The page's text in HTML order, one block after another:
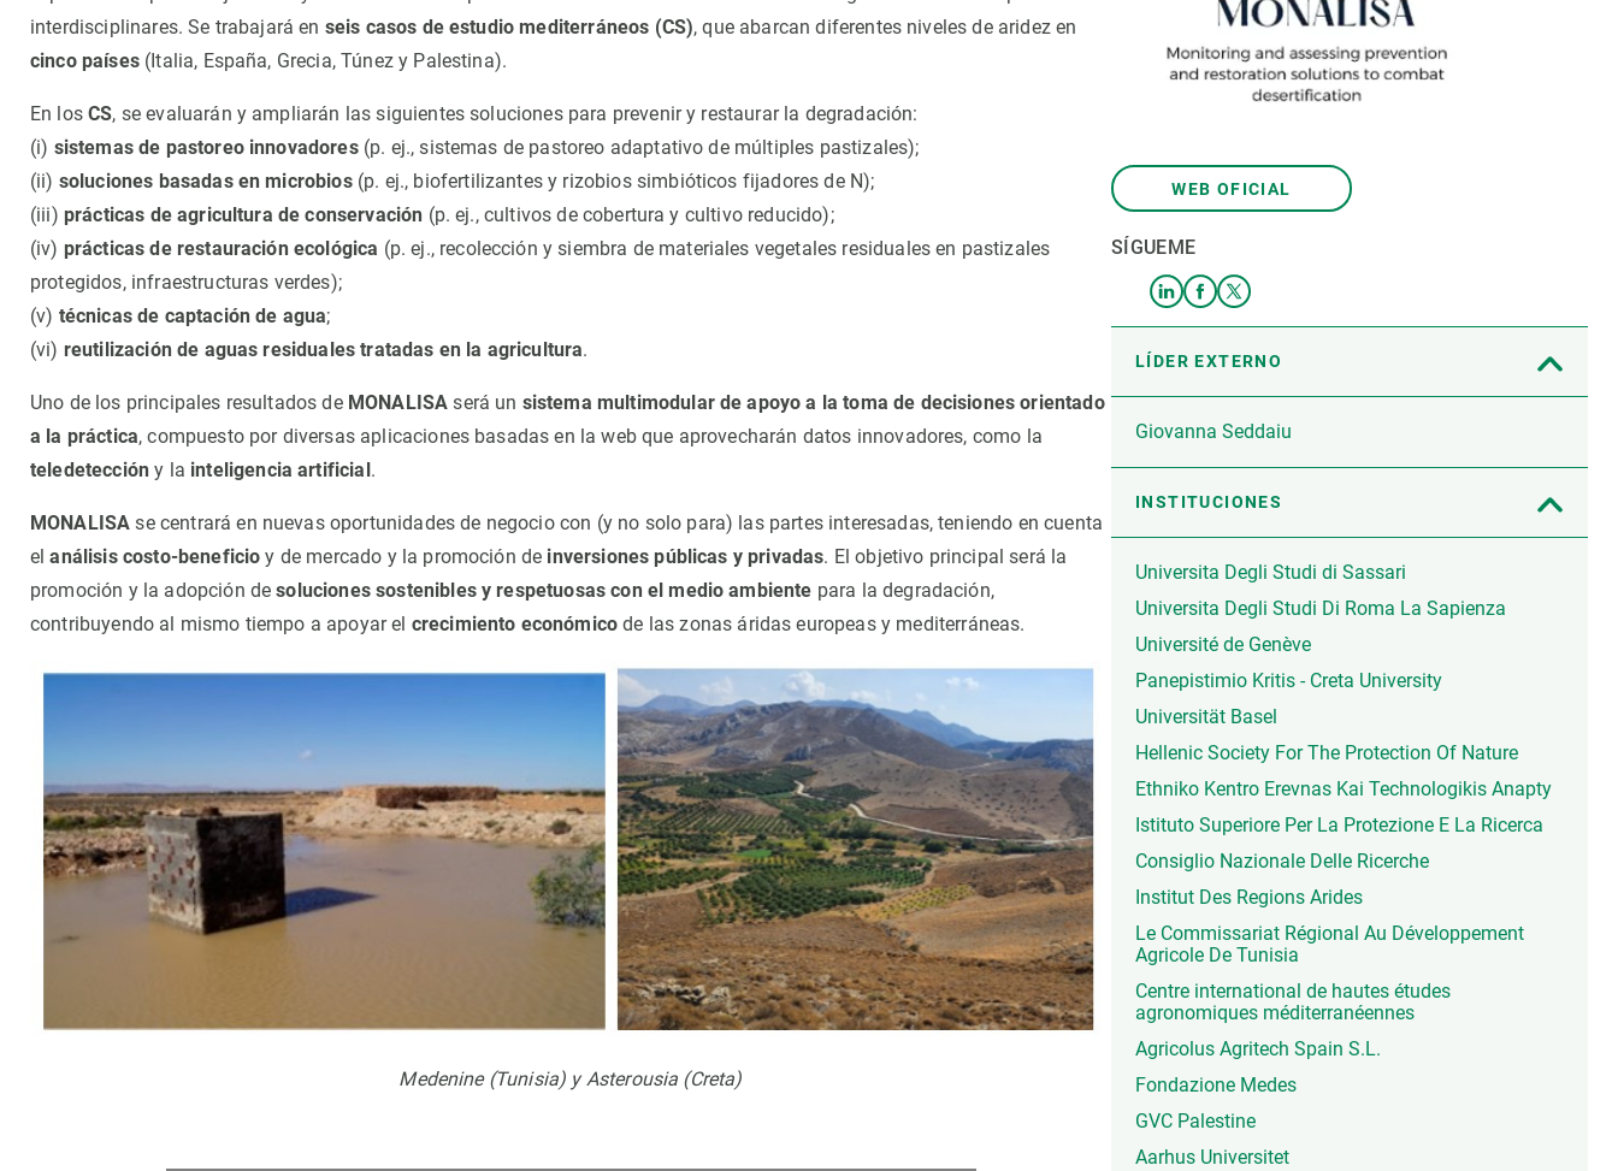
WEB OFICIAL
SÍGUEME
LÍDER EXTERNO
Giovanna Seddaiu
INSTITUCIONES
Universita Degli Studi di Sassari
Universita Degli Studi Di Roma La Sapienza
Université de Genève
Panepistimio Kritis - Creta University
Universität Basel
Hellenic Society For The Protection Of Nature
Ethniko Kentro Erevnas Kai Technologikis Anapty
Istituto Superiore Per La Protezione E La Ricerca
Consiglio Nazionale Delle Ricerche
Institut Des Regions Arides
Le Commissariat Régional Au Développement
Agricole De Tunisia
Centre international de hautes études
agronomiques méditerranéennes
Agricolus Agritech Spain S.L.
Fondazione Medes
GVC Palestine
Aarhus Universitet
interdisciplinares. Se trabajará en seis casos de estudio mediterráneos (CS), que abarcan diferentes niveles de aridez en
cinco países(Italia, España, Grecia, Túnez y Palestina).
En losCS, se evaluarán y ampliarán las siguientes soluciones para prevenir y restaurar la degradación:
(i) sistemas de pastoreo innovadores(p. ej., sistemas de pastoreo adaptativo de múltiples pastizales);
(ii) soluciones basadas en microbios(p. ej., biofertilizantes y rizobios simbióticos fijadores de N);
(iii) prácticas de agricultura de conservación (p. ej., cultivos de cobertura y cultivo reducido);
(iv) prácticas de restauración ecológica (p. ej., recolección y siembra de materiales vegetales residuales en pastizales
protegidos, infraestructuras verdes);
(v) técnicas de captación de agua;
(vi) reutilización de aguas residuales tratadas en la agricultura.
Uno de los principales resultados de MONALISA será un sistema multimodular de apoyo a la toma de decisiones orientado
a la práctica, compuesto por diversas aplicaciones basadas en la web que aprovecharán datos innovadores, como la
teledetección y la inteligencia artificial.
MONALISA se centrará en nuevas oportunidades de negocio con (y no solo para) las partes interesadas, teniendo en cuenta
elanálisis costo-beneficio y de mercado y la promoción de inversiones públicas y privadas. El objetivo principal será la
promoción y la adopción desoluciones sostenibles y respetuosas con el medio ambiente para la degradación,
contribuyendo al mismo tiempo a apoyar el crecimiento económico de las zonas áridas europeas y mediterráneas.
Medenine (Tunisia) y Asterousia (Creta)